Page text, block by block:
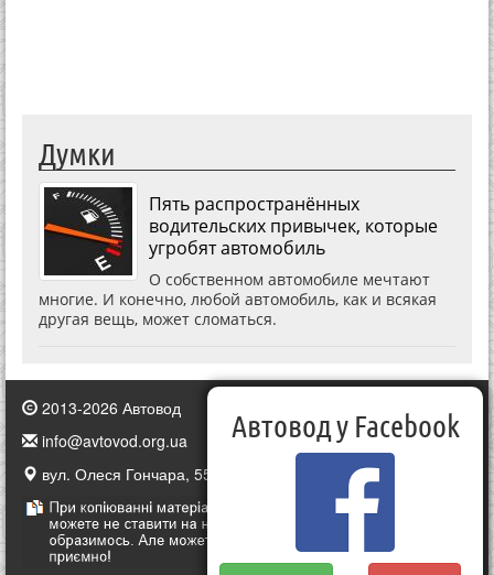
Думки
Пять распространённых
водительских привычек, которые
угробят автомобиль
О собственном автомобиле мечтают
многие. И конечно, любой автомобиль, как и всякая
другая вещь, может сломаться.
2013-2026 Автовод
info@avtovod.org.ua
вул. Олеся Гончара, 55, Київ, Україна
Автовод у Facebook